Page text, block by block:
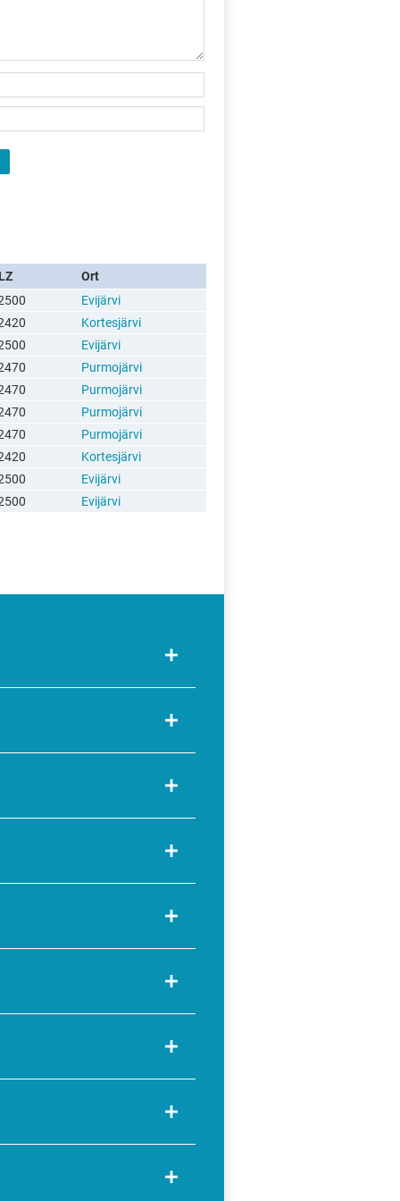
Ort
Evijärvi
Kortesjärvi
Evijärvi
Purmojärvi
Purmojärvi
Purmojärvi
Purmojärvi
Kortesjärvi
Evijärvi
Evijärvi